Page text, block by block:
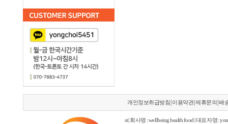
개인정보취급방침 이용약관|제휴문의 |배
st | 회사명 : wellbeing health food | 대표자명 :